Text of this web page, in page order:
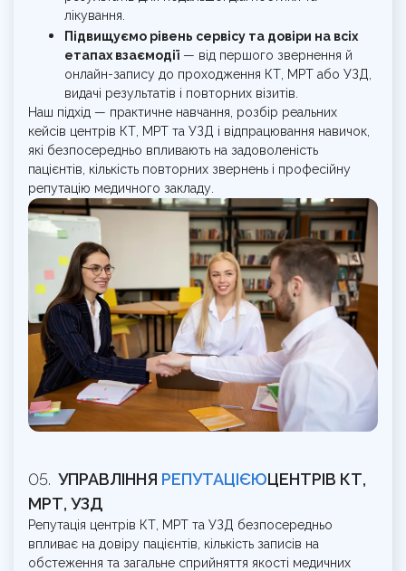
лікування.
Підвищуємо рівень сервісу та довіри на всіх
етапах взаємодії — від першого звернення й
онлайн-запису до проходження КТ, МРТ або УЗД,
видачі результатів і повторних візитів.
Наш підхід — практичне навчання, розбір реальних
кейсів центрів КТ, МРТ та УЗД і відпрацювання навичок,
які безпосередньо впливають на задоволеність
пацієнтів, кількість повторних звернень і професійну
репутацію медичного закладу.
УПРАВЛІННЯ РЕПУТАЦІЄЮЦЕНТРІВ КТ,
МРТ, УЗД
Репутація центрів КТ, МРТ та УЗД безпосередньо
впливає на довіру пацієнтів, кількість записів на
обстеження та загальне сприйняття якості медичних